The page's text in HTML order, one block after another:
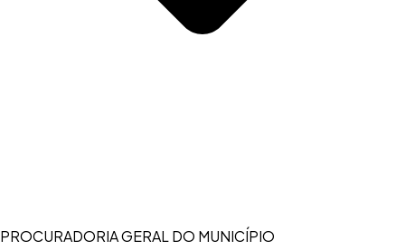
PROCURADORIA GERAL DO MUNICÍPIO